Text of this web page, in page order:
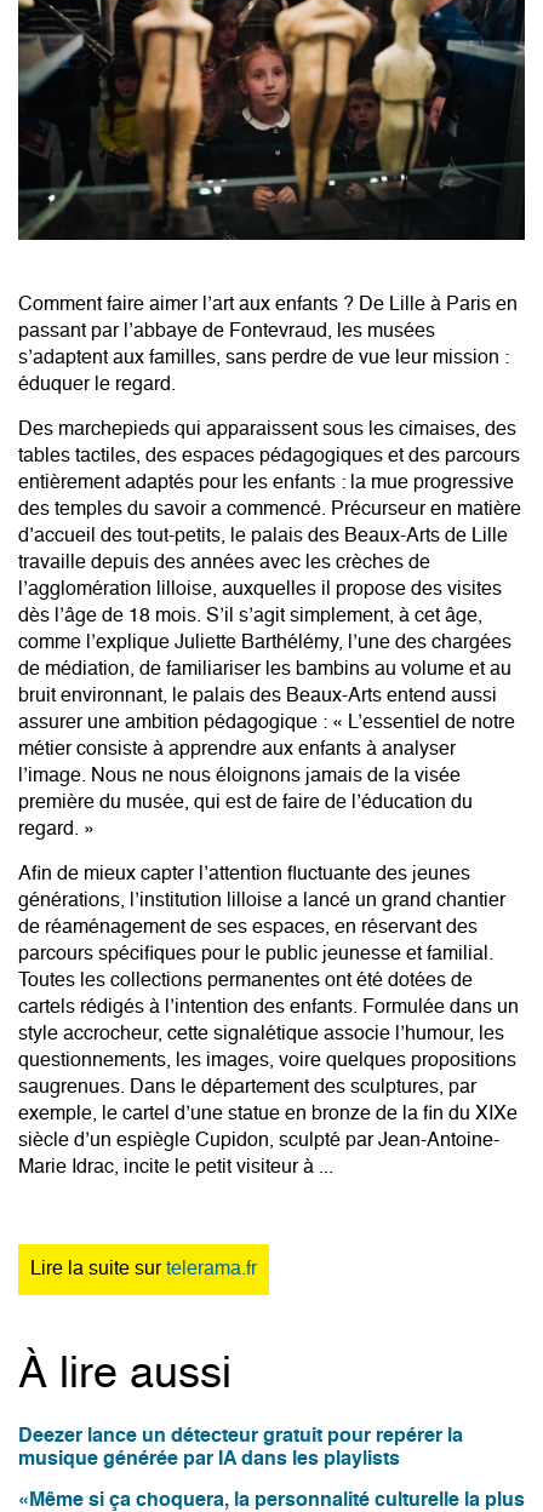
Comment faire aimer l’art aux enfants ? De Lille à Paris en
passant par l’abbaye de Fontevraud, les musées
s’adaptent aux familles, sans perdre de vue leur mission :
éduquer le regard.
Des marchepieds qui apparaissent sous les cimaises, des
tables tactiles, des espaces pédagogiques et des parcours
entièrement adaptés pour les enfants : la mue progressive
des temples du savoir a commencé. Précurseur en matière
d’accueil des tout-petits, le palais des Beaux-Arts de Lille
travaille depuis des années avec les crèches de
l’agglomération lilloise, auxquelles il propose des visites
dès l’âge de 18 mois. S’il s’agit simplement, à cet âge,
comme l’explique Juliette Barthélémy, l’une des chargées
de médiation, de familiariser les bambins au volume et au
bruit environnant, le palais des Beaux-Arts entend aussi
assurer une ambition pédagogique : « L’essentiel de notre
métier consiste à apprendre aux enfants à analyser
l’image. Nous ne nous éloignons jamais de la visée
première du musée, qui est de faire de l’éducation du
regard. »
Afin de mieux capter l’attention fluctuante des jeunes
générations, l’institution lilloise a lancé un grand chantier
de réaménagement de ses espaces, en réservant des
parcours spécifiques pour le public jeunesse et familial.
Toutes les collections permanentes ont été dotées de
cartels rédigés à l’intention des enfants. Formulée dans un
style accrocheur, cette signalétique associe l’humour, les
questionnements, les images, voire quelques propositions
saugrenues. Dans le département des sculptures, par
exemple, le cartel d’une statue en bronze de la fin du XIXe
siècle d’un espiègle Cupidon, sculpté par Jean-Antoine-
Marie Idrac, incite le petit visiteur à ...
Lire la suite surtelerama.fr
À lire aussi
Deezer lance un détecteur gratuit pour repérer la
musique générée par IA dans les playlists
«Même si ça choquera, la personnalité culturelle la plus